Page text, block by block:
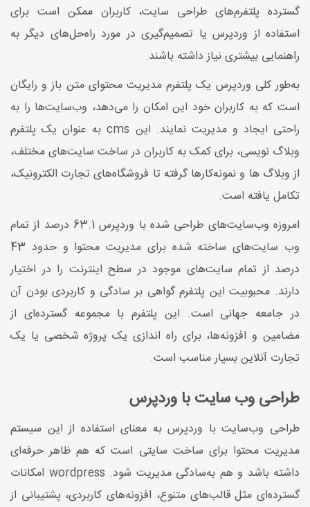
گسترده پلتفرم‌های طراحی ‌سایت، کاربران ممکن است برای
استفاده از وردپرس یا تصمیم‌گیری در مورد راه‌حل‌های دیگر به
راهنمایی بیشتری نیاز داشته باشند.
به‌طور کلی وردپرس یک پلتفرم مدیریت محتوای متن باز و رایگان
است که به کاربران خود این امکان را می‌دهد، وب‌سایت‌ها را به
راحتی ایجاد و مدیریت نمایند. این cms به عنوان یک پلتفرم
وبلاگ نویسی، برای کمک به کاربران در ساخت سایت‌های مختلف،
از وبلاگ ها و نمونه‌کارها گرفته تا فروشگاه‌های تجارت الکترونیک،
تکامل یافته است.
امروزه وب‌سایت‌های طراحی شده با وردپرس 63.1 درصد از تمام
وب سایت‌های ساخته شده برای مدیریت محتوا و حدود 43
درصد از تمام سایت‌های موجود در سطح اینترنت را در اختیار
دارند. محبوبیت این پلتفرم گواهی بر سادگی و کاربردی بودن آن
در جامعه جهانی است. این پلتفرم با مجموعه گسترده‌ای از
مضامین و افزونه‌ها، برای راه اندازی یک پروژه شخصی یا یک
تجارت آنلاین بسیار مناسب است.
طراحی وب سایت با وردپرس
طراحی وب‌سایت با وردپرس به معنای استفاده از این سیستم
مدیریت محتوا برای ساخت سایتی است که هم ظاهر حرفه‌ای
داشته باشد و هم به‌سادگی مدیریت شود. wordpress امکانات
گسترده‌ای مثل قالب‌های متنوع، افزونه‌های کاربردی، پشتیبانی از